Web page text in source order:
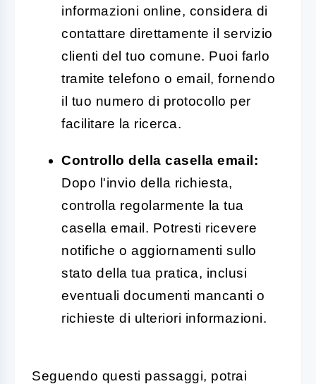
informazioni online, considera di
contattare direttamente il servizio
clienti del tuo comune. Puoi farlo
tramite telefono o email, fornendo
il tuo numero di protocollo per
facilitare la ricerca.
Controllo della casella email:
Dopo l'invio della richiesta,
controlla regolarmente la tua
casella email. Potresti ricevere
notifiche o aggiornamenti sullo
stato della tua pratica, inclusi
eventuali documenti mancanti o
richieste di ulteriori informazioni.
Seguendo questi passaggi, potrai